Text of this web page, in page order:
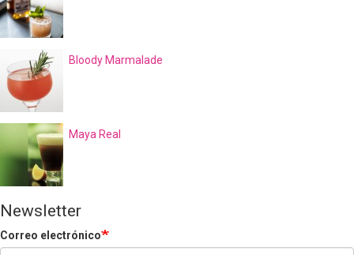
Bloody Marmalade
Maya Real
Newsletter
Correo electrónico